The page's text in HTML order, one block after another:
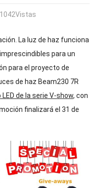
1042Vistas
La luz de haz funciona
para un
para el proyecto de
de haz Beam230 7R
de la serie V-show, con
finalizará el 31 de